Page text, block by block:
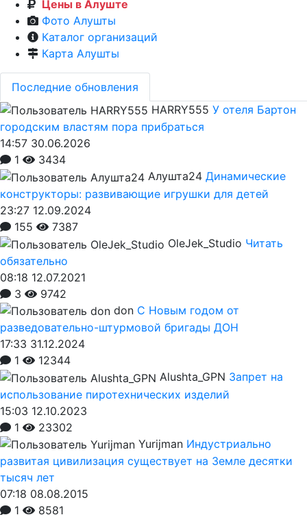
Цены в Алуште
Фото Алушты
Каталог организаций
Карта Алушты
Последние обновления
HARRY555 У отеля Бартон
городским властям пора прибраться
14:57 30.06.2026
1
3434
Алушта24 Динамические
конструкторы: развивающие игрушки для детей
23:27 12.09.2024
155
7387
OleJek_Studio Читать
обязательно
08:18 12.07.2021
3
9742
don С Новым годом от
разведовательно-штурмовой бригады ДОН
17:33 31.12.2024
1
12344
Alushta_GPN Запрет на
использование пиротехнических изделий
15:03 12.10.2023
1
23302
Yurijman Индустриально
развитая цивилизация существует на Земле десятки
тысяч лет
07:18 08.08.2015
1
8581